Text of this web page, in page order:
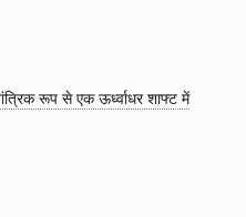
रूप से एक ऊर्ध्वाधर शाफ्ट में